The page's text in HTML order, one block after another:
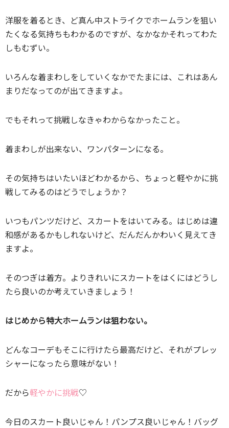
洋服を着るとき、ど真ん中ストライクでホームランを狙い
たくなる気持ちもわかるのですが、なかなかそれってわた
しもむずい。
いろんな着まわしをしていくなかでたまには、これはあん
まりだなってのが出てきますよ。
でもそれって挑戦しなきゃわからなかったこと。
着まわしが出来ない、ワンパターンになる。
その気持ちはいたいほどわかるから、ちょっと軽やかに挑
戦してみるのはどうでしょうか？
いつもパンツだけど、スカートをはいてみる。はじめは違
和感があるかもしれないけど、だんだんかわいく見えてき
ますよ。
そのつぎは着方。よりきれいにスカートをはくにはどうし
たら良いのか考えていきましょう！
はじめから特大ホームランは狙わない。
どんなコーデもそこに行けたら最高だけど、それがプレッ
シャーになったら意味がない！
だから軽やかに挑戦♡
今日のスカート良いじゃん！パンプス良いじゃん！バッグ